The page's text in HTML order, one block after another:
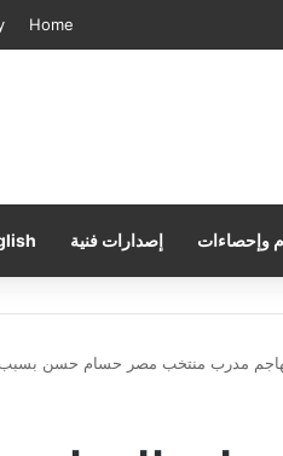
Home
وإحصاءات إصدارات فنية
يهاجم مدرب منتخب مصر حسام حسن بسبب